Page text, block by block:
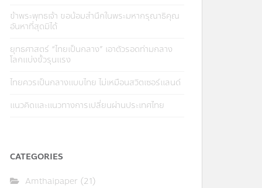
ข้าพระพุทธเจ้า ขอน้อมสำนึกในพระมหากรุณาธิคุณ
อันหาที่สุดมิได้
ยุทธศาสตร์ “ไทยเป็นกลาง” เอาตัวรอดท่ามกลาง
โลกแบ่งขั้วรุนแรง
ไทยควรเป็นกลางแบบไทย ไม่เหมือนสวิตเซอร์แลนด์
แนวคิดและแนวทางการเปลี่ยนผ่านประเทศไทย
CATEGORIES
Amthaipaper (21)